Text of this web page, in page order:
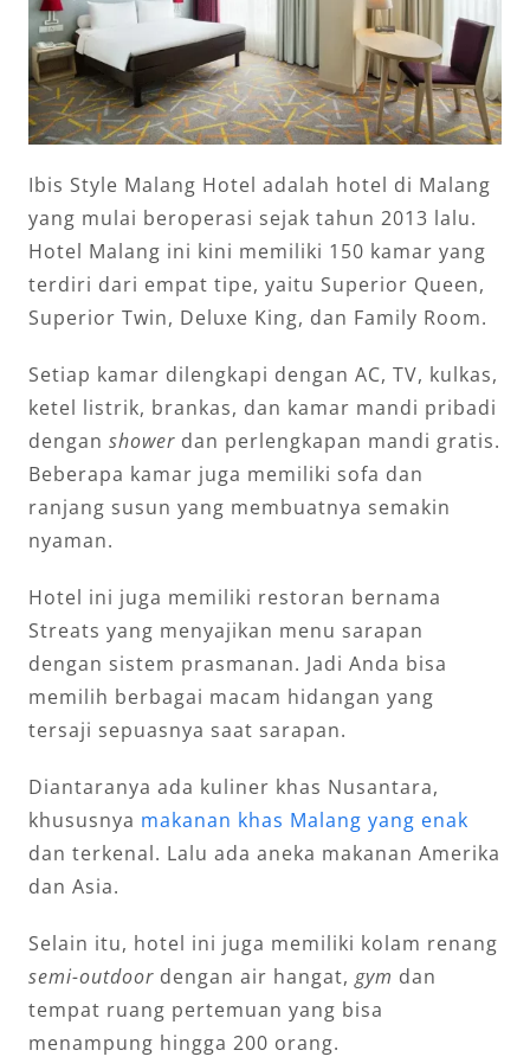
Ibis Style Malang Hotel adalah hotel di Malang
yang mulai beroperasi sejak tahun 2013 lalu.
Hotel Malang ini kini memiliki 150 kamar yang
terdiri dari empat tipe, yaitu Superior Queen,
Superior Twin, Deluxe King, dan Family Room.
Setiap kamar dilengkapi dengan AC, TV, kulkas,
ketel listrik, brankas, dan kamar mandi pribadi
dengan showerdan perlengkapan mandi gratis.
Beberapa kamar juga memiliki sofa dan
ranjang susun yang membuatnya semakin
nyaman.
Hotel ini juga memiliki restoran bernama
Streats yang menyajikan menu sarapan
dengan sistem prasmanan. Jadi Anda bisa
memilih berbagai macam hidangan yang
tersaji sepuasnya saat sarapan.
Diantaranya ada kuliner khas Nusantara,
khususnya makanan khas Malang yang enak
dan terkenal. Lalu ada aneka makanan Amerika
dan Asia.
Selain itu, hotel ini juga memiliki kolam renang
semi-outdoordengan air hangat, gym dan
tempat ruang pertemuan yang bisa
menampung hingga 200 orang.